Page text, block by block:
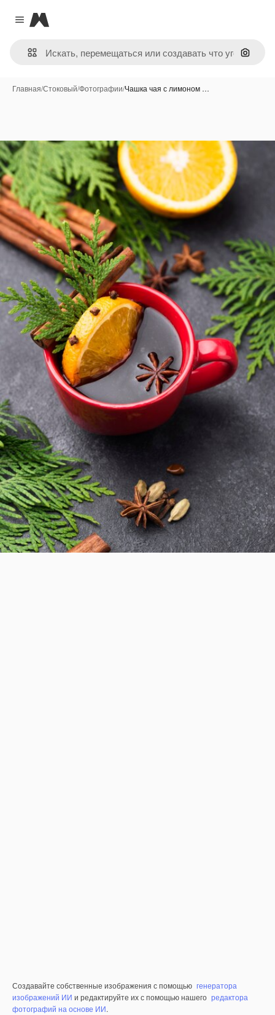
Close menu
Magnific
Поиск
Главная/Стоковый/Фотографии/Чашка чая с лимоном …
Создавайте собственные изображения с помощью генератора
изображений ИИ и редактируйте их с помощью нашего редактора
фотографий на основе ИИ.